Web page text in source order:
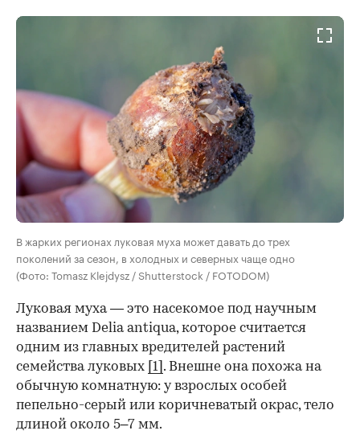
В жарких регионах луковая муха может давать до трех
поколений за сезон, в холодных и северных чаще одно
(Фото: Tomasz Klejdysz / Shutterstock / FOTODOM)
Луковая муха — это насекомое под научным
названием Delia antiqua, которое считается
одним из главных вредителей растений
семейства луковых [1] . Внешне она похожа на
обычную комнатную: у взрослых особей
пепельно-серый или коричневатый окрас, тело
длиной около 5–7 мм.